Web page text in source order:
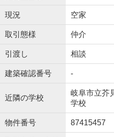
現況 空家
取引態様 仲介
引渡し 相談
建築確認番号 -
近隣の学校
岐阜市立芥
学校
物件番号 87415457